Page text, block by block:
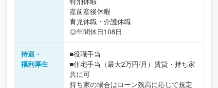
産前産後休暇
育児休職・介護休職
◎年間休日108日
待遇・
福利厚生
■役職手当
■住宅手当（最大2万円/月）賃貸・持ち家
共に可
持ち家の場合はローン残高に応じて規定